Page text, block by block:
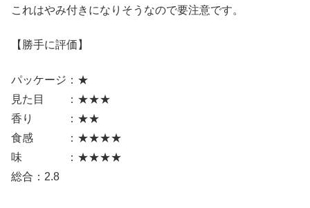
これはやみ付きになりそうなので要注意です。
【勝手に評価】
パッケージ：★
見た目 ：★★★
香り ：★★
食感 ：★★★★
味 ：★★★★
総合：2.8